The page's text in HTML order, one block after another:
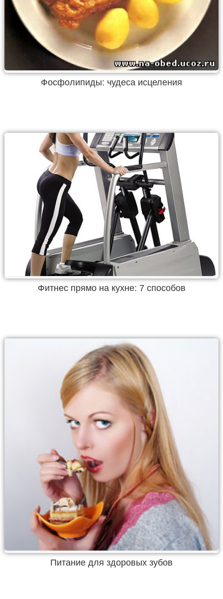
Фосфолипиды: чудеса исцеления
Фитнес прямо на кухне: 7 способов
Питание для здоровых зубов